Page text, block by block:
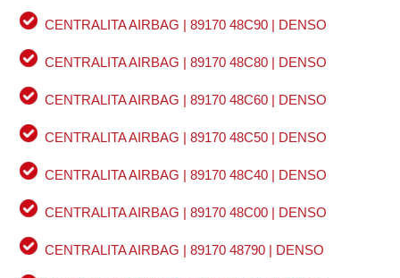
CENTRALITA AIRBAG | 89170 48C90 | DENSO
CENTRALITA AIRBAG | 89170 48C80 | DENSO
CENTRALITA AIRBAG | 89170 48C60 | DENSO
CENTRALITA AIRBAG | 89170 48C50 | DENSO
CENTRALITA AIRBAG | 89170 48C40 | DENSO
CENTRALITA AIRBAG | 89170 48C00 | DENSO
CENTRALITA AIRBAG | 89170 48790 | DENSO